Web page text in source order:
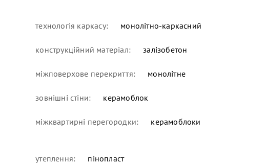
технологія каркасу: монолітно-каркасний
конструкційний матеріал: залізобетон
міжповерхове перекриття: монолітне
зовнішні стіни: керамоблок
міжквартирні перегородки: керамоблоки
утеплення: пінопласт